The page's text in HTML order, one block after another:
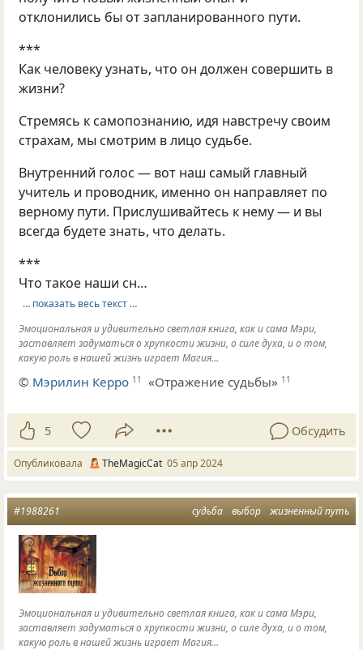
отклонились бы от запланированного пути.
***
Как человеку узнать, что он должен совершить в
жизни?
Стремясь к самопознанию, идя навстречу своим
страхам, мы смотрим в лицо судьбе.
Внутренний голос — вот наш самый главный
учитель и проводник, именно он направляет по
верному пути. Прислушивайтесь к нему — и вы
всегда будете знать, что делать.
***
Что такое наши сн…
… показать весь текст …
Эмоциональная и удивительно светлая книга, как и сама Мэри,
заставляет задуматься о хрупкости жизни, о силе духа, и о том,
какую роль в нашей жизнь играет Магия…
© Мэрилин Керро 11 «Отражение судьбы» 11
5 Обсудить
Опубликовала TheMagicCat 05 апр 2024
судьба выбор жизненный путь
#1988261
Эмоциональная и удивительно светлая книга, как и сама Мэри,
заставляет задуматься о хрупкости жизни, о силе духа, и о том,
какую роль в нашей жизнь играет Магия…